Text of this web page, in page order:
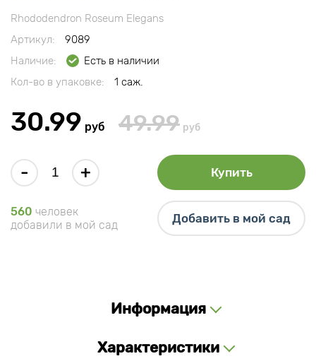
Rhododendron Roseum Elegans
Артикул:
9089
Наличие:
Есть в наличии
Кол-во в упаковке:
1 саж.
30.99 руб 49.99 руб
- + Купить
560 человек
добавили в мой сад
Добавить в мой сад
Информация
Характеристики